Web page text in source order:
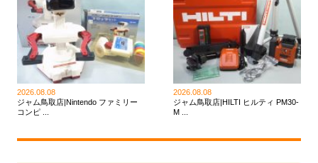
2026.08.08
ジャム鳥取店|Nintendo ファミリー
コンピ ...
2026.08.08
ジャム鳥取店|HILTI ヒルティ PM30-
M ...